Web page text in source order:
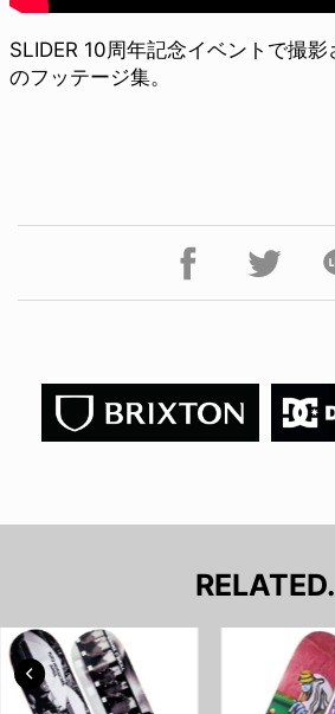
SLIDER 10周年記念イベントで撮
のフッテージ集。
RELATED.